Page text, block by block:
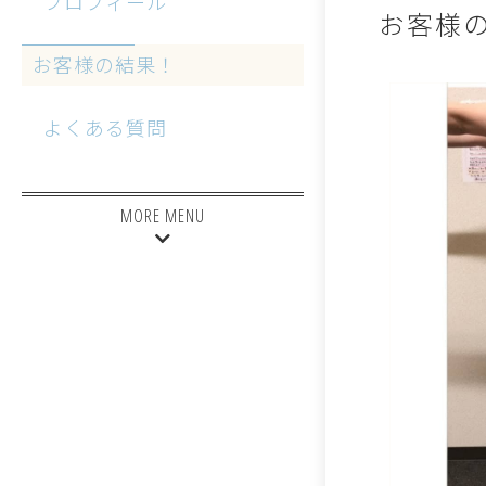
お客様の結果！
よくある質問
MORE MENU
お客様